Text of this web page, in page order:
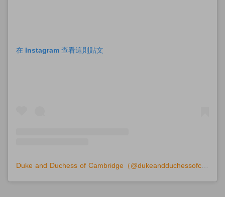
在 Instagram 查看這則貼文
Duke and Duchess of Cambridge（@dukeandduchessofcambridge）分享的貼文